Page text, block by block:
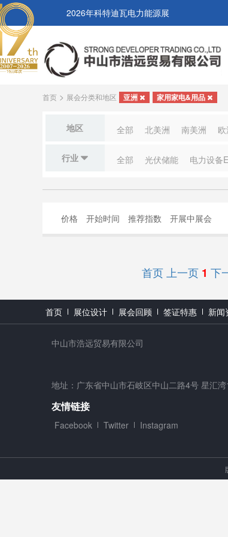
2026年科特迪瓦电力能源展
首页> 展会分类和地区 亚洲 家用家电&用品
地区 全部 北美洲 南美洲
行业 全部 光伏储能 电力设备
价格 开始时间 推荐指数 开展中展会
首页 上一页 1 下
首页 展位设计 展会回顾 签证特惠 新闻
中山市浩远贸易有限公司
地址：广东省中山市石岐区中山二路4号 星汇
友情链接
Facebook Twitter Instagram